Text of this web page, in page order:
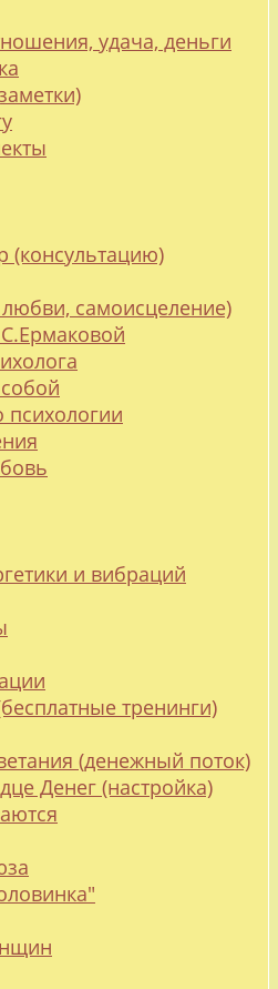
удача, деньги
(консультацию)
любви, самоисцеление)
и вибраций
тренинги)
(денежный поток)
Денег (настройка)